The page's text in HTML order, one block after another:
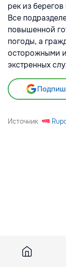
рек из
Все
повышенной
погоды, а
осторожными и
экстренных
Источник